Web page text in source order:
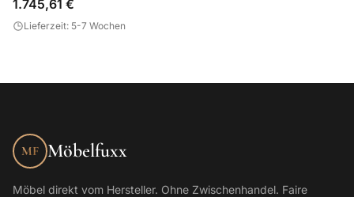
1.745,61 €
Lieferzeit: 5-7 Wochen
MF Möbelfuxx
Möbel direkt vom Hersteller. Ohne Zwischenhandel. Faire